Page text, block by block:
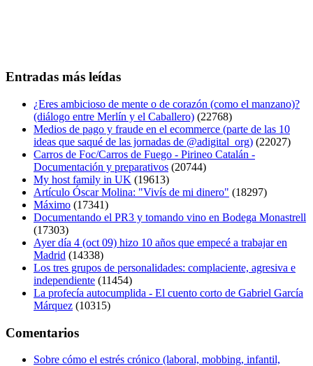
Entradas más leídas
¿Eres ambicioso de mente o de corazón (como el manzano)?
(diálogo entre Merlín y el Caballero) (22768)
Medios de pago y fraude en el ecommerce (parte de las 10
ideas que saqué de las jornadas de @adigital_org) (22027)
Carros de Foc/Carros de Fuego - Pirineo Catalán -
Documentación y preparativos (20744)
My host family in UK (19613)
Artículo Óscar Molina: "Vivís de mi dinero" (18297)
Máximo (17341)
Documentando el PR3 y tomando vino en Bodega Monastrell
(17303)
Ayer día 4 (oct 09) hizo 10 años que empecé a trabajar en
Madrid (14338)
Los tres grupos de personalidades: complaciente, agresiva e
independiente (11454)
La profecía autocumplida - El cuento corto de Gabriel García
Márquez (10315)
Comentarios
Sobre cómo el estrés crónico (laboral, mobbing, infantil,